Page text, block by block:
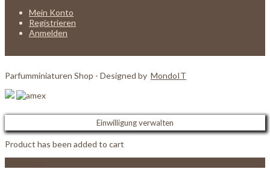
Mein Konto
Registrieren
Anmelden
Parfumminiaturen Shop - Designed by MondoIT
Einwilligung verwalten
Product has been added to cart